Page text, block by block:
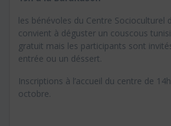
les bénévoles du Centre Socioculturel
convient à déguster un couscous
gratuit mais les participants sont
entrée ou un déssert.
Inscriptions à l’accueil du centre de
octobre.